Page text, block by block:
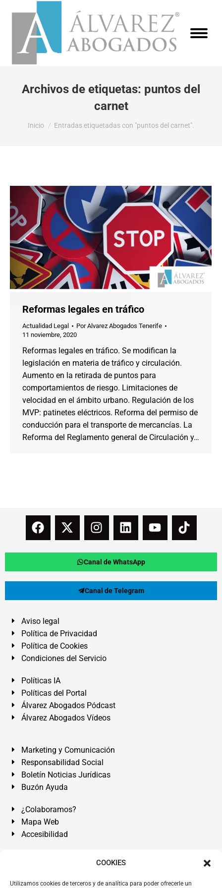
COOKIES
Utilizamos cookies de terceros y de analítica para poder ofrecerle un
Archivos de etiquetas: puntos del
carnet
Estás aquí:
Inicio Entradas etiquetadas con "puntos del carnet".
Reformas legales en tráfico
Actualidad Legal PorAlvarez Abogados Tenerife
11 noviembre, 2020
Reformas legales en tráfico. Se modifican la
legislación en materia de tráfico y circulación.
Aumento en la retirada de puntos para
comportamientos de riesgo. Limitaciones de
velocidad en el ámbito urbano. Regulación de los
MVP: patinetes eléctricos. Reforma del permiso de
conducción para el transporte de mercancías. La
Reforma del Reglamento general de Circulación y…
Canal de WhatsApp
Canal de Telegram
Aviso legal
Política de Privacidad
Política de Cookies
Condiciones del Servicio
Políticas IA
Políticas del Portal
Álvarez Abogados Pódcast
Álvarez Abogados Vídeos
Marketing y Comunicación
Responsabilidad Social
Boletín Noticias Jurídicas
Buzón Ayuda
¿Colaboramos?
Mapa Web
Accesibilidad
Álvarez Abogados Tenerife:Calle Teobaldo Power Nº 7,
de Tenerife. Islas Canarias.